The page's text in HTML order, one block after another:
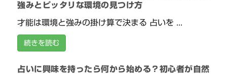
強みとピッタリな環境の見つけ方
才能は環境と強みの掛け算で決まる 占いを ...
続きを読む
占いに興味を持ったら何から始める？初心者が自然